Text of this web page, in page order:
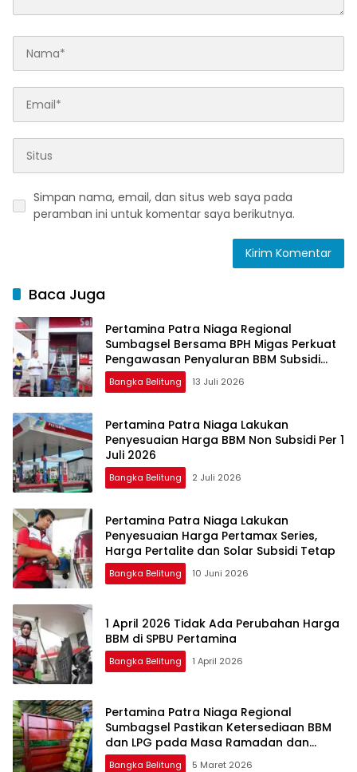
Simpan nama, email, dan situs web saya pada
peramban ini untuk komentar saya berikutnya.
Baca Juga
Pertamina Patra Niaga Regional
Sumbagsel Bersama BPH Migas Perkuat
Pengawasan Penyaluran BBM Subsidi
bagi Nelayan melalui Aplikasi XSTAR
Bangka Belitung 13 Juli 2026
Pertamina Patra Niaga Lakukan
Penyesuaian Harga BBM Non Subsidi Per 1
Juli 2026
Bangka Belitung 2 Juli 2026
Pertamina Patra Niaga Lakukan
Penyesuaian Harga Pertamax Series,
Harga Pertalite dan Solar Subsidi Tetap
Bangka Belitung 10 Juni 2026
1 April 2026 Tidak Ada Perubahan Harga
BBM di SPBU Pertamina
Bangka Belitung 1 April 2026
Pertamina Patra Niaga Regional
Sumbagsel Pastikan Ketersediaan BBM
dan LPG pada Masa Ramadan dan
Menjelang Idulfitri
Bangka Belitung 5 Maret 2026